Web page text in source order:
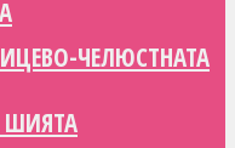
ШИЯТА
ЧЕЛЮСТНАТА